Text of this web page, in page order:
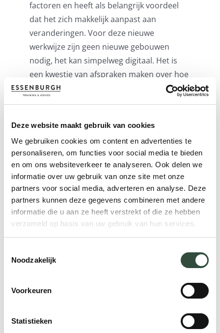
Deze website maakt gebruik van cookies
We gebruiken cookies om content en advertenties te
personaliseren, om functies voor social media te bieden
en om ons websiteverkeer te analyseren. Ook delen we
informatie over uw gebruik van onze site met onze
partners voor social media, adverteren en analyse. Deze
partners kunnen deze gegevens combineren met andere
informatie die u aan ze heeft verstrekt of die ze hebben
verzameld op basis van uw gebruik van hun services.
Noodzakelijk
Voorkeuren
Statistieken
factoren en heeft als belangrijk voordeel
dat het zich makkelijk aanpast aan
veranderingen. Voor deze nieuwe
werkwijze zijn geen nieuwe gebouwen
nodig, het kan simpelweg digitaal. Het is
een kwestie van afspraken maken over hoe
we de zorg afstemmen, waar we
verantwoordelijkheden neerleggen, hoe we
resultaten meten.
Dit lijkt revolutionair – en in Nederland is
het dat ook wel – maar in het buitenland is
resultaat geïmplementeerd. Een aantal